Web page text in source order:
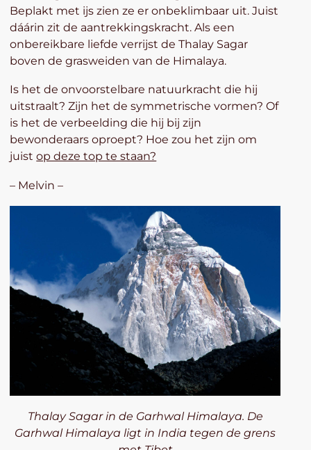
Beplakt met ijs zien ze er onbeklimbaar uit. Juist
dáárin zit de aantrekkingskracht. Als een
onbereikbare liefde verrijst de Thalay Sagar
boven de grasweiden van de Himalaya.
Is het de onvoorstelbare natuurkracht die hij
uitstraalt? Zijn het de symmetrische vormen? Of
is het de verbeelding die hij bij zijn
bewonderaars oproept? Hoe zou het zijn om
juistop deze top te staan?
– Melvin –
Thalay Sagar in de Garhwal Himalaya. De
Garhwal Himalaya ligt in India tegen de grens